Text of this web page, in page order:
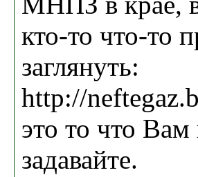
кто-то что-то
заглянуть:
http://
это то что
задавайте.